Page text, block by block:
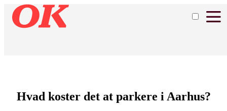
Hvad koster det at parkere i Aarhus?